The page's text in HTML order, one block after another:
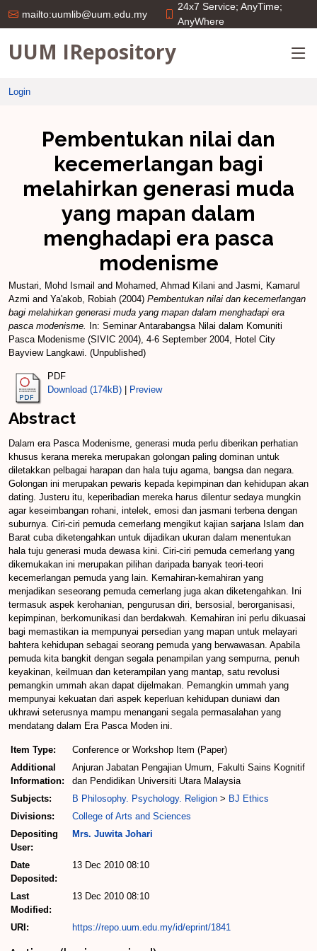
mailto:uumlib@uum.edu.my
24x7 Service; AnyTime;
AnyWhere
UUM IRepository
Login
Pembentukan nilai dan
kecemerlangan bagi
melahirkan generasi muda
yang mapan dalam
menghadapi era pasca
modenisme
Mustari, Mohd Ismail and Mohamed, Ahmad Kilani and Jasmi, Kamarul
Azmi and Ya'akob, Robiah (2004) Pembentukan nilai dan kecemerlangan
bagi melahirkan generasi muda yang mapan dalam menghadapi era
pasca modenisme.
In: Seminar Antarabangsa Nilai dalam Komuniti
Pasca Modenisme (SIVIC 2004), 4-6 September 2004, Hotel City
Bayview Langkawi. (Unpublished)
PDF
Download (174kB)
Preview
Abstract
Dalam era Pasca Modenisme, generasi muda perlu diberikan perhatian
khusus kerana mereka merupakan golongan paling dominan untuk
diletakkan pelbagai harapan dan hala tuju agama, bangsa dan negara.
Golongan ini merupakan pewaris kepada kepimpinan dan kehidupan akan
dating. Justeru itu, keperibadian mereka harus dilentur sedaya mungkin
agar keseimbangan rohani, intelek, emosi dan jasmani terbena dengan
suburnya. Ciri-ciri pemuda cemerlang mengikut kajian sarjana Islam dan
Barat cuba diketengahkan untuk dijadikan ukuran dalam menentukan
hala tuju generasi muda dewasa kini. Ciri-ciri pemuda cemerlang yang
dikemukakan ini merupakan pilihan daripada banyak teori-teori
kecemerlangan pemuda yang lain. Kemahiran-kemahiran yang
menjadikan seseorang pemuda cemerlang juga akan diketengahkan. Ini
termasuk aspek kerohanian, pengurusan diri, bersosial, berorganisasi,
kepimpinan, berkomunikasi dan berdakwah. Kemahiran ini perlu dikuasai
bagi memastikan ia mempunyai persedian yang mapan untuk melayari
bahtera kehidupan sebagai seorang pemuda yang berwawasan. Apabila
pemuda kita bangkit dengan segala penampilan yang sempurna, penuh
keyakinan, keilmuan dan keterampilan yang mantap, satu revolusi
pemangkin ummah akan dapat dijelmakan. Pemangkin ummah yang
mempunyai kekuatan dari aspek keperluan kehidupan duniawi dan
ukhrawi seterusnya mampu menangani segala permasalahan yang
mendatang dalam Era Pasca Moden ini.
Item Type:
Conference or Workshop Item (Paper)
Additional
Information:
Anjuran Jabatan Pengajian Umum, Fakulti Sains Kognitif
dan Pendidikan Universiti Utara Malaysia
Subjects:
B Philosophy. Psychology. Religion > BJ Ethics
Divisions:
College of Arts and Sciences
Depositing
User:
Mrs. Juwita Johari
Date
Deposited:
13 Dec 2010 08:10
Last
Modified:
13 Dec 2010 08:10
URI: https://repo.uum.edu.my/id/eprint/1841